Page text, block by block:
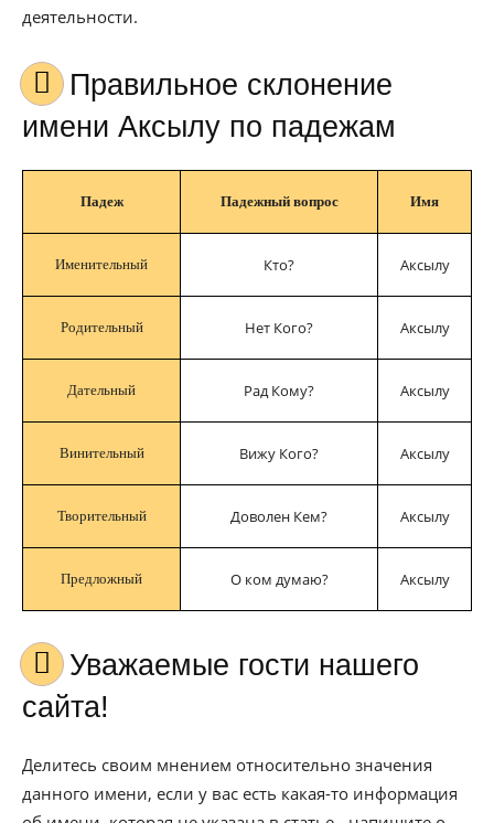
деятельности.
Правильное склонение
имени Аксылу по падежам
Падеж Падежный вопрос Имя
Именительный Кто? Аксылу
Родительный Нет Кого? Аксылу
Дательный Рад Кому? Аксылу
Винительный Вижу Кого? Аксылу
Творительный Доволен Кем? Аксылу
Предложный О ком думаю? Аксылу
Уважаемые гости нашего
сайта!
Делитесь своим мнением относительно значения
данного имени, если у вас есть какая-то информация